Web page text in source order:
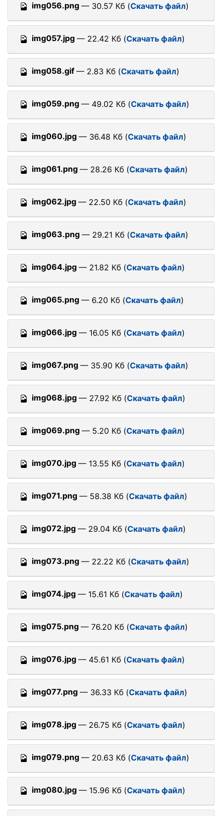
img056.png — 30.57 Кб (Скачать файл)
img057.jpg — 22.42 Кб (Скачать файл)
img058.gif — 2.83 Кб (Скачать файл)
img059.png — 49.02 Кб (Скачать файл)
img060.jpg — 36.48 Кб (Скачать файл)
img061.png — 28.26 Кб (Скачать файл)
img062.jpg — 22.50 Кб (Скачать файл)
img063.png — 29.21 Кб (Скачать файл)
img064.jpg — 21.82 Кб (Скачать файл)
img065.png — 6.20 Кб (Скачать файл)
img066.jpg — 16.05 Кб (Скачать файл)
img067.png — 35.90 Кб (Скачать файл)
img068.jpg — 27.92 Кб (Скачать файл)
img069.png — 5.20 Кб (Скачать файл)
img070.jpg — 13.55 Кб (Скачать файл)
img071.png — 58.38 Кб (Скачать файл)
img072.jpg — 29.04 Кб (Скачать файл)
img073.png — 22.22 Кб (Скачать файл)
img074.jpg — 15.61 Кб (Скачать файл)
img075.png — 76.20 Кб (Скачать файл)
img076.jpg — 45.61 Кб (Скачать файл)
img077.png — 36.33 Кб (Скачать файл)
img078.jpg — 26.75 Кб (Скачать файл)
img079.png — 20.63 Кб (Скачать файл)
img080.jpg — 15.96 Кб (Скачать файл)